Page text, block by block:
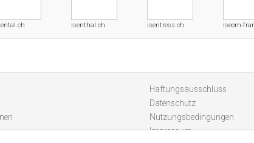
isenthal.ch isentress.ch iseom-
Haftungsausschluss
Datenschutz
Nutzungsbedingungen
Impressum